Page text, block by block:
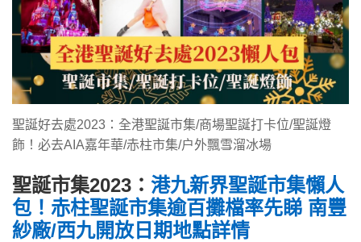
聖誕好去處2023：全港聖誕市集/商場聖誕打卡位/聖誕燈
飾！必去AIA嘉年華/赤柱市集/户外飄雪溜冰場
聖誕市集2023： 港九新界聖誕市集懶人
包！赤柱聖誕市集逾百攤檔率先睇 南豐
紗廠/西九開放日期地點詳情